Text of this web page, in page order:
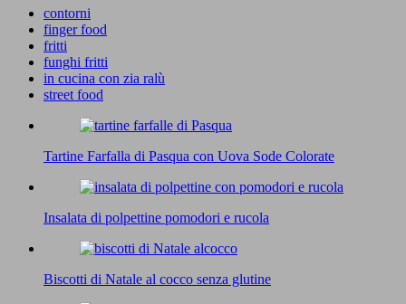
contorni
finger food
fritti
funghi fritti
in cucina con zia ralù
street food
Tartine Farfalla di Pasqua con Uova Sode Colorate
Insalata di polpettine pomodori e rucola
Biscotti di Natale al cocco senza glutine